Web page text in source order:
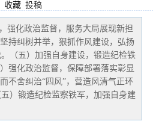
收藏 投稿
强化政治监督，服务大局展现新担
持纠树并举，狠抓作风建设，弘扬
（五）加强自身建设，锻造纪检铁
强化政治监督，保障部署落实彰显
不舍纠治“四风”，营造风清气正环
）锻造纪检监察铁军，加强自身建